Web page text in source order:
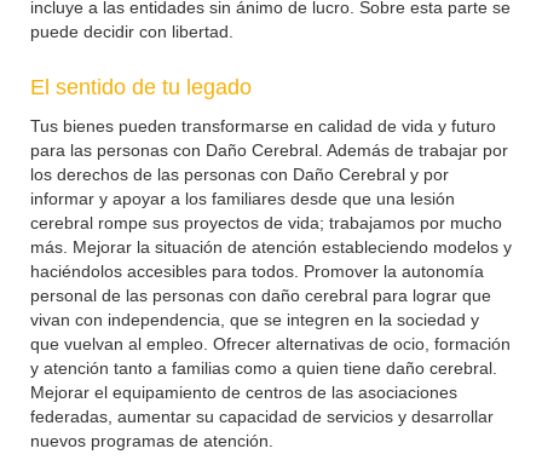
incluye a las entidades sin ánimo de lucro. Sobre esta parte se
puede decidir con libertad.
El sentido de tu legado
Tus bienes pueden transformarse en calidad de vida y futuro
para las personas con Daño Cerebral. Además de trabajar por
los derechos de las personas con Daño Cerebral y por
informar y apoyar a los familiares desde que una lesión
cerebral rompe sus proyectos de vida; trabajamos por mucho
más. Mejorar la situación de atención estableciendo modelos y
haciéndolos accesibles para todos. Promover la autonomía
personal de las personas con daño cerebral para lograr que
vivan con independencia, que se integren en la sociedad y
que vuelvan al empleo. Ofrecer alternativas de ocio, formación
y atención tanto a familias como a quien tiene daño cerebral.
Mejorar el equipamiento de centros de las asociaciones
federadas, aumentar su capacidad de servicios y desarrollar
nuevos programas de atención.